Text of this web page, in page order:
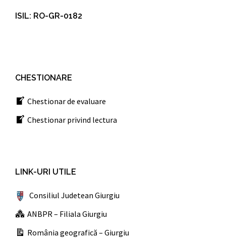
ISIL: RO-GR-0182
CHESTIONARE
Chestionar de evaluare
Chestionar privind lectura
LINK-URI UTILE
Consiliul Judetean Giurgiu
ANBPR – Filiala Giurgiu
România geografică – Giurgiu